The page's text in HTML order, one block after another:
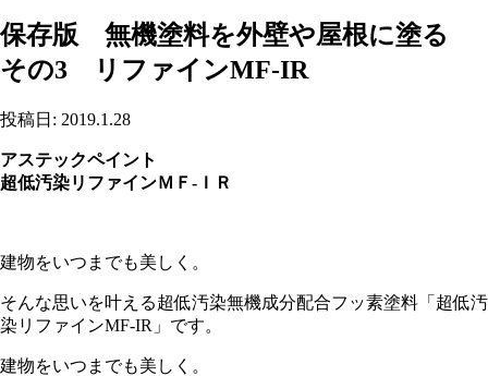
保存版 無機塗料を外壁や屋根に塗る
その3 リファインMF-IR
投稿日: 2019.1.28
アステックペイント
超低汚染リファインＭＦ-ＩＲ
建物をいつまでも美しく。
そんな思いを叶える超低汚染無機成分配合フッ素塗料「超低汚
染リファインMF-IR」です。
建物をいつまでも美しく。